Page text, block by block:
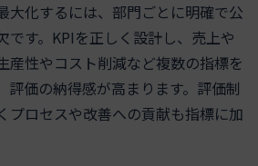
大化するには、部門ごとに明確で公
です。KPIを正しく設計し、売上や
産性やコスト削減など複数の指標を
評価の納得感が高まります。評価制
プロセスや改善への貢献も指標に加